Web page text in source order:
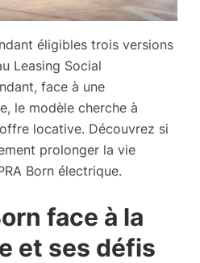
éligibles trois versions
Leasing Social
face à une
le modèle cherche à
locative. Découvrez si
prolonger la vie
Born électrique.
face à la
et ses défis